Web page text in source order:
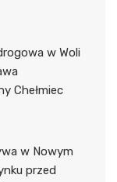
w Woli
Chełmiec
w Nowym
przed